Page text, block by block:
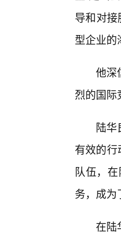
导和对
型企业的
他深
烈的国际
陆华
有效的
队伍，
务，成为
在陆